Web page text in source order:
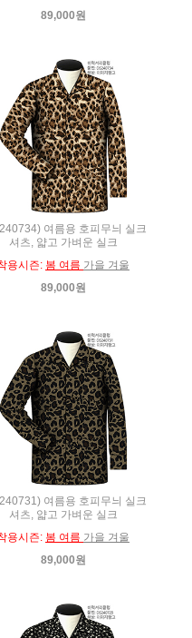
89,000원
여름용 호피무늬 실크
셔츠, 얇고 가벼운 실크
용시즌: 봄 여름 가을 겨울
89,000원
여름용 호피무늬 실크
셔츠, 얇고 가벼운 실크
용시즌: 봄 여름 가을 겨울
89,000원